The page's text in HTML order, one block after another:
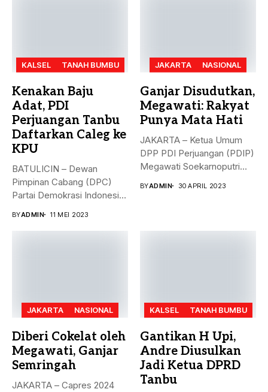
KALSEL TANAH BUMBU
Kenakan Baju
Adat, PDI
Perjuangan Tanbu
Daftarkan Caleg ke
KPU
BATULICIN – Dewan
Pimpinan Cabang (DPC)
Partai Demokrasi Indonesia
BYADMIN 11 MEI 2023
JAKARTA NASIONAL
Ganjar Disudutkan,
Megawati: Rakyat
Punya Mata Hati
JAKARTA – Ketua Umum
DPP PDI Perjuangan (PDIP)
Megawati Soekarnoputri
BYADMIN 30 APRIL 2023
JAKARTA NASIONAL
Diberi Cokelat oleh
Megawati, Ganjar
Semringah
JAKARTA – Capres 2024
KALSEL TANAH BUMBU
Gantikan H Upi,
Andre Diusulkan
Jadi Ketua DPRD
Tanbu